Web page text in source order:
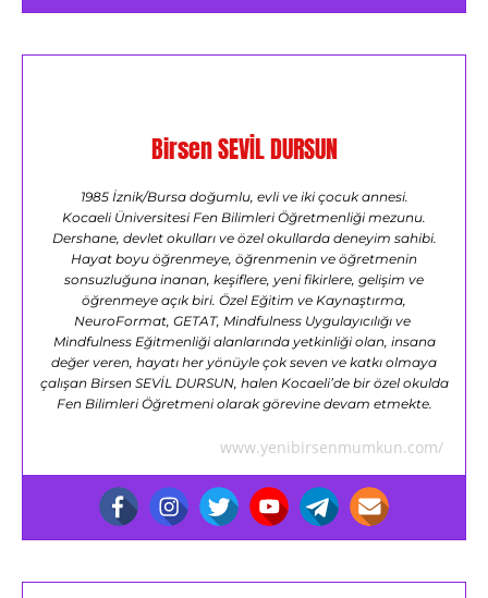
Birsen SEVİL DURSUN
1985 İznik/Bursa doğumlu, evli ve iki çocuk annesi.
Kocaeli Üniversitesi Fen Bilimleri Öğretmenliği mezunu.
Dershane, devlet okulları ve özel okullarda deneyim sahibi.
Hayat boyu öğrenmeye, öğrenmenin ve öğretmenin
sonsuzluğuna inanan, keşiflere, yeni fikirlere, gelişim ve
öğrenmeye açık biri. Özel Eğitim ve Kaynaştırma,
NeuroFormat, GETAT, Mindfulness Uygulayıcılığı ve
Mindfulness Eğitmenliği alanlarında yetkinliği olan, insana
değer veren, hayatı her yönüyle çok seven ve katkı olmaya
çalışan Birsen SEVİL DURSUN, halen Kocaeli’de bir özel okulda
Fen Bilimleri Öğretmeni olarak görevine devam etmekte.
www.yenibirsenmumkun.com/